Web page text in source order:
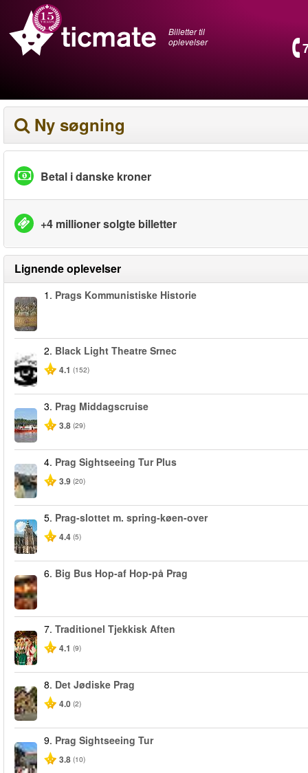
Billetter til
oplevelser
Ny søgning
Betal i danske kroner
+4 millioner solgte billetter
Lignende oplevelser
1. Prags Kommunistiske Historie
2. Black Light Theatre Srnec
4.1 (152)
3. Prag Middagscruise
3.8 (29)
4. Prag Sightseeing Tur Plus
3.9 (20)
5. Prag-slottet m. spring-køen-over
4.4 (5)
6. Big Bus Hop-af Hop-på Prag
7. Traditionel Tjekkisk Aften
4.1 (9)
8. Det Jødiske Prag
4.0 (2)
9. Prag Sightseeing Tur
3.8 (10)